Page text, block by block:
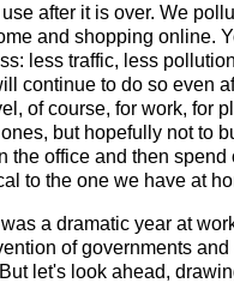
after it is over. We
and shopping online.
less traffic, less
continue to do so even
of course, for work, for
but hopefully not to
the office and then spend
to the one we have at
a dramatic year at
of governments
let's look ahead,